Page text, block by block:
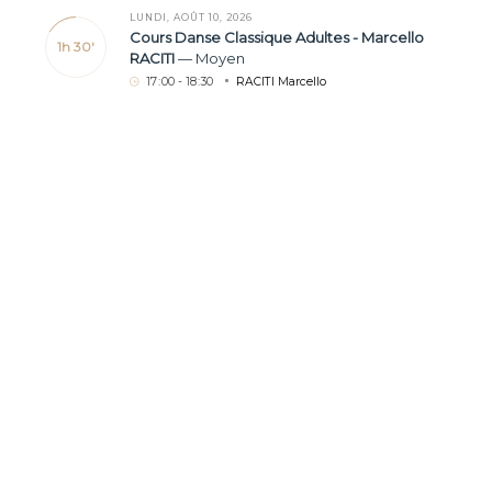
1h 30'
LUNDI, AOÛT 10, 2026
Cours Danse Classique Adultes - Marcello
RACITI— Moyen
17:00 - 18:30 RACITI Marcello